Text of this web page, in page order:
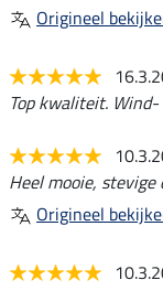
Origineel
Top kwaliteit.
Heel mooie,
Origineel